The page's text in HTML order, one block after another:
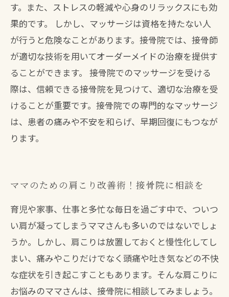
す。また、ストレスの軽減や心身のリラックスにも効
果的です。 しかし、マッサージは資格を持たない人
が行うと危険なことがあります。接骨院では、接骨師
が適切な技術を用いてオーダーメイドの治療を提供す
ることができます。 接骨院でのマッサージを受ける
際は、信頼できる接骨院を見つけて、適切な治療を受
けることが重要です。接骨院での専門的なマッサージ
は、患者の痛みや不安を和らげ、早期回復にもつなが
ります。
ママのための肩こり改善術！接骨院に相談を
育児や家事、仕事と多忙な毎日を過ごす中で、ついつ
い肩が凝ってしまうママさんも多いのではないでしょ
うか。しかし、肩こりは放置しておくと慢性化してし
まい、痛みやこりだけでなく頭痛や吐き気などの不快
な症状を引き起こすこともあります。そんな肩こりに
お悩みのママさんは、接骨院に相談してみましょう。